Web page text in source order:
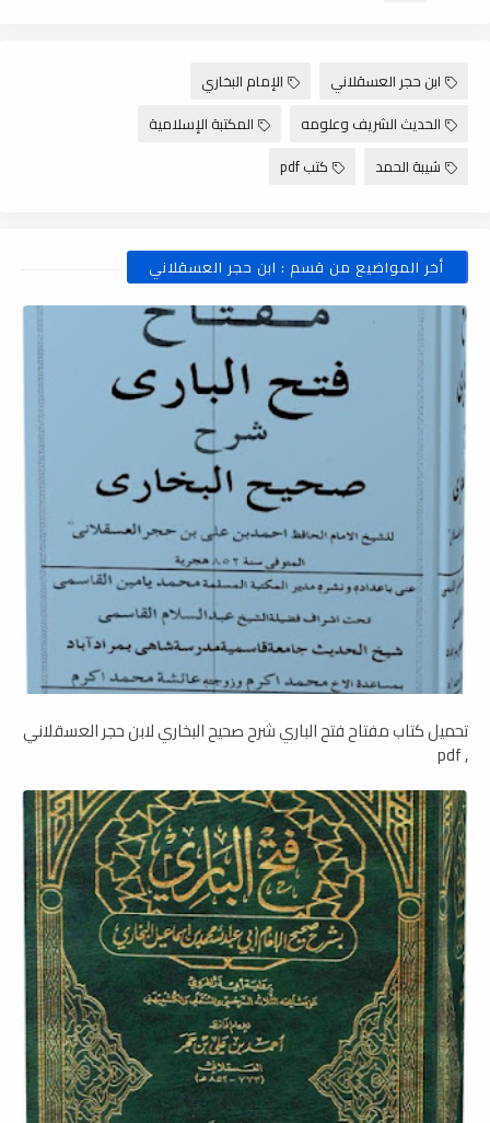
ابن حجر العسقلاني
الإمام البخاري
الحديث الشريف وعلومه
المكتبة الإسلامية
شيبة الحمد
كتب pdf
أخر المواضيع من قسم : ابن حجر العسقلاني
تحميل كتاب مفتاح فتح الباري شرح صحيح البخاري لابن حجر العسقلاني
, pdf